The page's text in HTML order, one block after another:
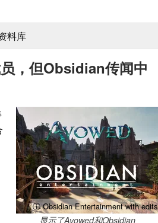
料库
，但Obsidian传闻中
ⓘ Obsidian Entertainment with edits
显示了Avowed和Obsidian